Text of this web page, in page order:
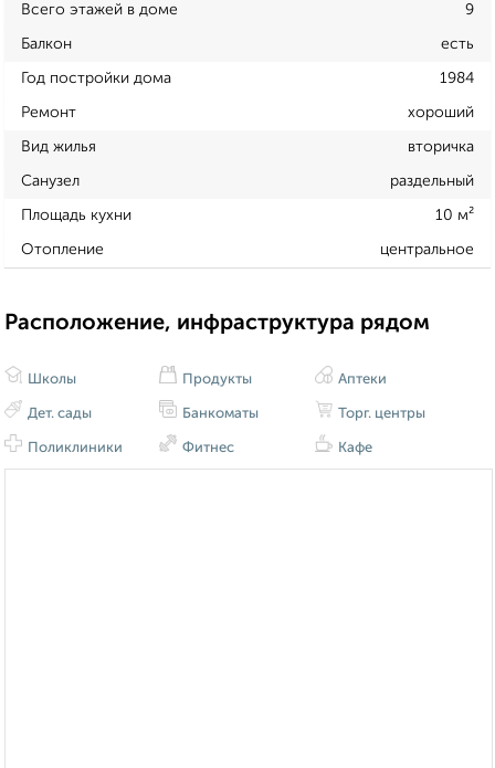
Всего этажей в доме 9
Балкон есть
Год постройки дома 1984
Ремонт хороший
Вид жилья вторичка
Санузел раздельный
Площадь кухни 10 м²
Отопление центральное
Расположение, инфраструктура рядом
Школы
Дет. сады
Поликлиники
Продукты
Банкоматы
Фитнес
Аптеки
Торг. центры
Кафе